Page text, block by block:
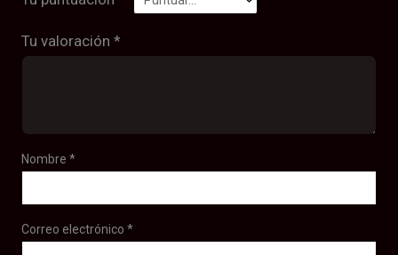
Tu valoración*
Nombre*
Correo electrónico*